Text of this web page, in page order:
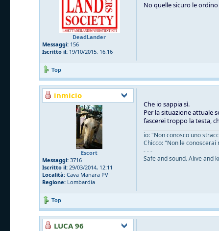
DeadLander
Messaggi: 156
Iscritto il: 19/10/2015, 16:16
No quelle sicuro le
Top
inmicio
Escort
Messaggi: 3716
Iscritto il: 29/03/2014, 12:11
Località: Cava Manara PV
Regione: Lombardia
Che io sappia sì.
Per la situazione attuale
fascerei troppo la testa,
io: "Non conosco uno
Chicco: "Non le conoscerai
- - -
Safe and sound. Alive and
Top
LUCA 96